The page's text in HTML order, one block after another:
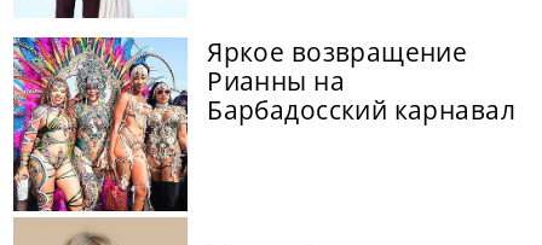
Яркое возвращение
Рианны на
Барбадосский карнавал